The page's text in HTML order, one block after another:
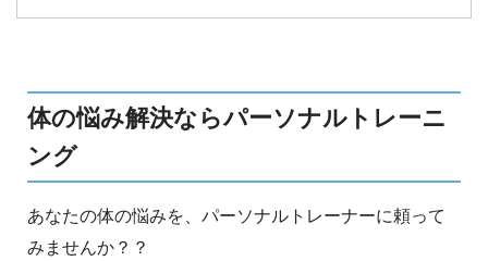
体の悩み解決ならパーソナルトレーニ
ング
あなたの体の悩みを、パーソナルトレーナーに頼って
みませんか？？